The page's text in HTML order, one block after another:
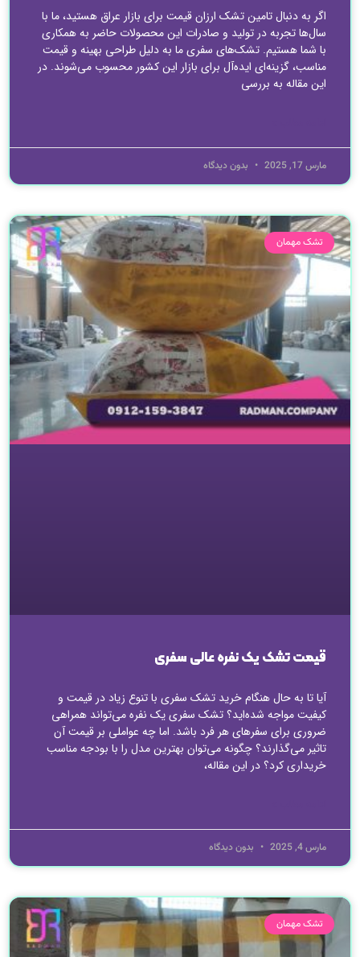
اگر به دنبال تامین تشک ارزان قیمت برای بازار عراق هستید، ما با
سال‌ها تجربه در تولید و صادرات این محصولات حاضر به همکاری
با شما هستیم. تشک‌های سفری ما به دلیل طراحی بهینه و قیمت
مناسب، گزینه‌ای ایده‌آل برای بازار این کشور محسوب می‌شوند. در
این مقاله به بررسی
مارس 17, 2025 بدون دیدگاه
تشک مهمان
قیمت تشک یک نفره عالی سفری
آیا تا به حال هنگام خرید تشک سفری با تنوع زیاد در قیمت و
کیفیت مواجه شده‌اید؟ تشک سفری یک نفره می‌تواند همراهی
ضروری برای سفرهای هر فرد باشد. اما چه عواملی بر قیمت آن
تاثیر می‌گذارند؟ چگونه می‌توان بهترین مدل را با بودجه مناسب
خریداری کرد؟ در این مقاله،
مارس 4, 2025 بدون دیدگاه
تشک مهمان